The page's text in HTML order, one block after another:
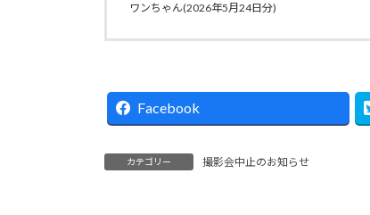
ワンちゃん(2026年5月24日分)
Facebook
カテゴリー 撮影会中止のお知らせ